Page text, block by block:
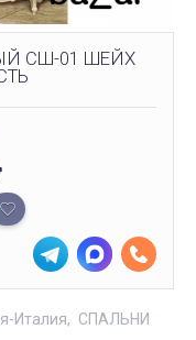
СШ-01 ШЕЙХ
Италия СПАЛЬНИ